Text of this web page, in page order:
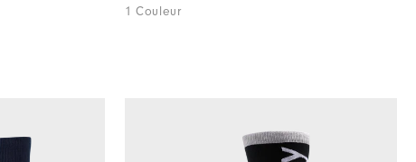
1 Couleur